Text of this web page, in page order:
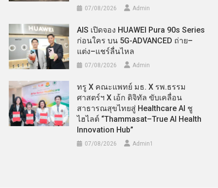
07/08/2026 Admin
AIS เปิดจอง HUAWEI Pura 90s Series
ก่อนใคร บน 5G-ADVANCED ถ่าย–
แต่ง–แชร์ลื่นไหล
07/08/2026 Admin
ทรู X คณะแพทย์ มธ. X รพ.ธรรม
ศาสตร์ฯ X เอ้ก ดิจิทัล ขับเคลื่อน
สาธารณสุขไทยสู่ Healthcare AI ชู
ไฮไลต์ “Thammasat–True AI Health
Innovation Hub”
07/08/2026 Admin​1